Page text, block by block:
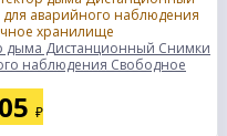
дыма Дистанционный Снимки
наблюдения Свободное
₽